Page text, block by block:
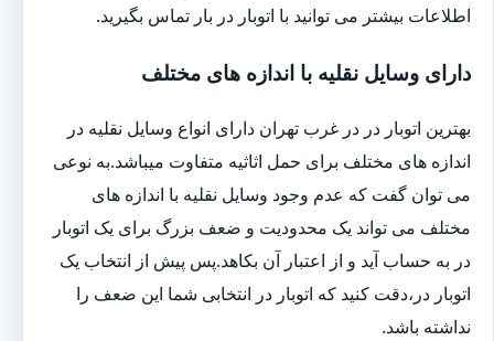
اطلاعات بیشتر می توانید با اتوبار در بار تماس بگیرید.
دارای وسایل نقلیه با اندازه های مختلف
بهترین اتوبار در در غرب تهران دارای انواع وسایل نقلیه در
اندازه های مختلف برای حمل اثاثیه متفاوت می‎باشد.به نوعی
می توان گفت که عدم وجود وسایل نقلیه با اندازه های
مختلف می تواند یک محدودیت و ضعف بزرگ برای یک اتوبار
در به حساب آید و از اعتبار آن بکاهد.پس پیش از انتخاب یک
اتوبار در،دقت کنید که اتوبار در انتخابی شما این ضعف را
نداشته باشد.